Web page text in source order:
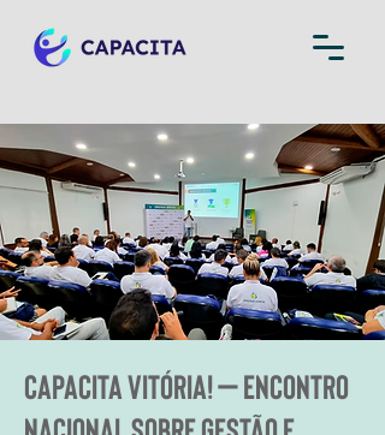
Capacita Vitória! – Encontro